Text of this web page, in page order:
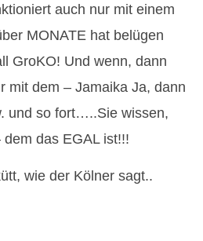
auch nur mit einem
MONATE hat belügen
GroKO! Und wenn, dann
mit dem – Jamaika Ja, dann
und so fort…..Sie wissen,
das EGAL ist!!!
wie der Kölner sagt..